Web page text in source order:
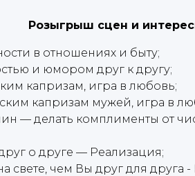
Розыгрыш сцен и
в отношениях и быту;
и юмором друг к другу;
капризам, игра в любовь;
капризам мужей, игра в
— делать комплименты от
о друге — Реализация;
свете, чем Вы друг для друга